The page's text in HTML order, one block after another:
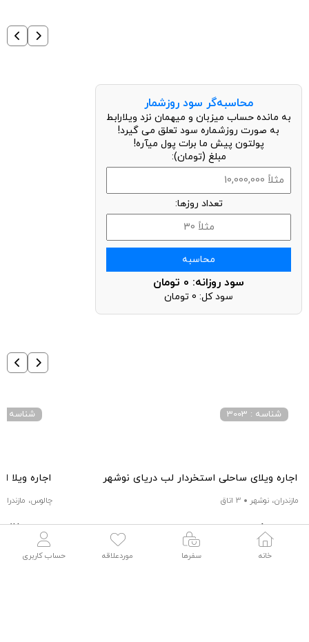
محاسبه‌گر سود روزشمار
به مانده حساب میزبان و میهمان نزد ویلارابط
به صورت روزشماره سود تعلق می گیرد!
پولتون پیش ما برات پول میآره!
مبلغ (تومان):
تعداد روزها:
محاسبه
سود روزانه: 0 تومان
سود کل: 0 تومان
اجاره ویلای ساحلی استخردار لب دریای نوشهر
شناسه : 3003
مازندران، نوشهر 3 اتاق
8,000,000تومان / هرشب
اجاره
شناسه : 3059
چالوس،
17,000,000
خانه سفرها موردعلاقه حساب کاربری